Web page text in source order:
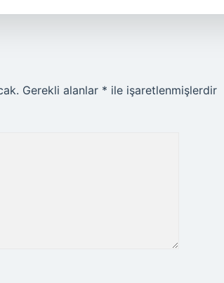
Gerekli alanlar * ile işaretlenmişlerdir